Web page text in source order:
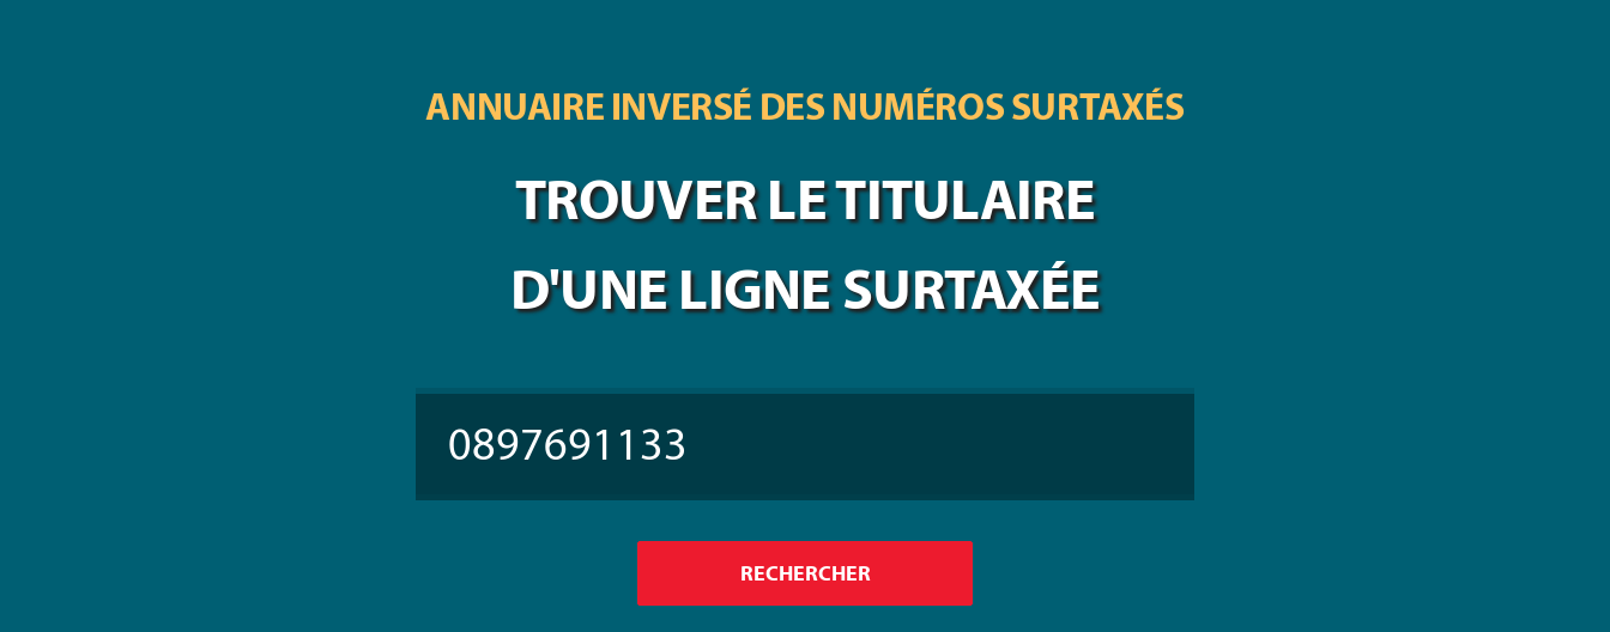
ANNUAIRE INVERSÉ DES NUMÉROS SURTAXÉS
TROUVER LE TITULAIRE
D'UNE LIGNE SURTAXÉE